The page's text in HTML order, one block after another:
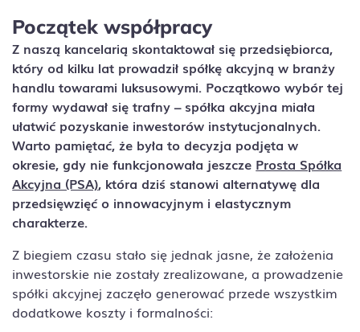
Początek współpracy
Z naszą kancelarią skontaktował się przedsiębiorca,
który od kilku lat prowadził spółkę akcyjną w branży
handlu towarami luksusowymi. Początkowo wybór tej
formy wydawał się trafny – spółka akcyjna miała
ułatwić pozyskanie inwestorów instytucjonalnych.
Warto pamiętać, że była to decyzja podjęta w
okresie, gdy nie funkcjonowała jeszcze Prosta Spółka
Akcyjna (PSA), która dziś stanowi alternatywę dla
przedsięwzięć o innowacyjnym i elastycznym
charakterze.
Z biegiem czasu stało się jednak jasne, że założenia
inwestorskie nie zostały zrealizowane, a prowadzenie
spółki akcyjnej zaczęło generować przede wszystkim
dodatkowe koszty i formalności: